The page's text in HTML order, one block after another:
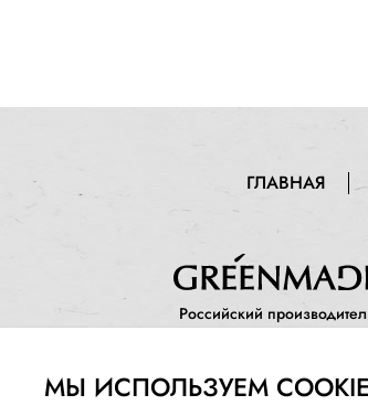
ГЛАВНАЯ
Российский
МЫ ИСПОЛЬЗУЕМ